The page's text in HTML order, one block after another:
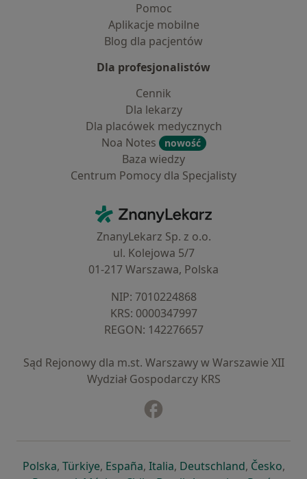
Pomoc
Aplikacje mobilne
Blog dla pacjentów
Dla profesjonalistów
Cennik
Dla lekarzy
Dla placówek medycznych
Noa Notes
nowość
Baza wiedzy
Centrum Pomocy dla Specjalisty
ZnanyLekarz - Strona główna
ZnanyLekarz Sp. z o.o.
ul. Kolejowa 5/7
01-217 Warszawa, Polska
NIP: ⁠7010224868
KRS: ⁠0000347997
REGON: ⁠142276657
Sąd Rejonowy dla m.st. Warszawy w Warszawie XII
Wydział Gospodarczy KRS
Polskaotwiera się w nowej karcie
, Türkiyeotwiera się w nowej karcie
, Españaotwiera się w nowej karcie
, Italiaotwiera się w nowej
, Deutschlandotwiera się
, Česko,